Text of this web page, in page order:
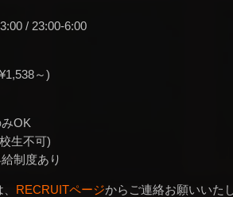
/ 23:00-6:00
～)
OK
生不可)
制度あり
RECRUITページからご連絡お願いいた